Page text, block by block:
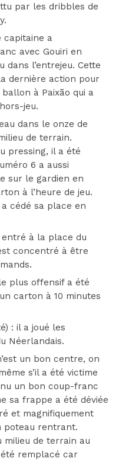
par les dribbles de
capitaine a
avec Gouiri en
dans l’entrejeu. Cette
dernière action pour
à Paixão qui a
jeu.
dans le onze de
de terrain.
pressing, il a été
6 a aussi
sur le gardien en
à l’heure de jeu.
cédé sa place en
entré à la place du
concentré à être
plus offensif a été
carton à 10 minutes
: il a joué les
Néerlandais.
un bon centre, on
s’il a été victime
un bon coup-franc
sa frappe a été déviée
et magnifiquement
poteau rentrant.
milieu de terrain au
remplacé car